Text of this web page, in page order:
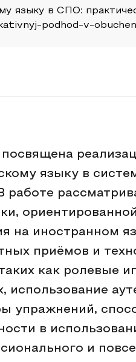
языку в СПО:
podhod-v-
посвящена
языку в
работе
на иностранном
приёмов и
как ролевые
использование
упражнений,
в
и